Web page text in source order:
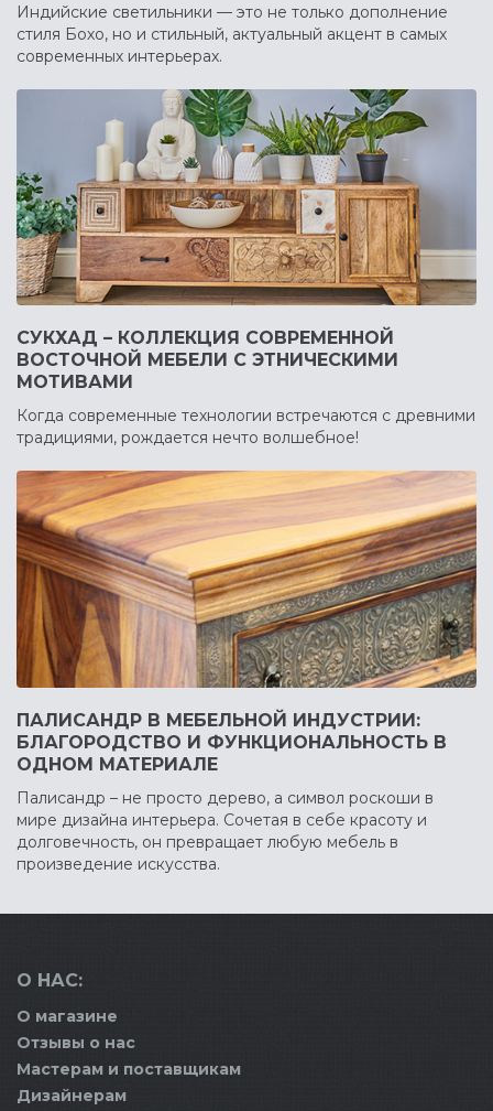
Индийские светильники — это не только дополнение
стиля Бохо, но и стильный, актуальный акцент в самых
современных интерьерах.
СУКХАД – КОЛЛЕКЦИЯ СОВРЕМЕННОЙ
ВОСТОЧНОЙ МЕБЕЛИ С ЭТНИЧЕСКИМИ
МОТИВАМИ
Когда современные технологии встречаются с древними
традициями, рождается нечто волшебное!
ПАЛИСАНДР В МЕБЕЛЬНОЙ ИНДУСТРИИ:
БЛАГОРОДСТВО И ФУНКЦИОНАЛЬНОСТЬ В
ОДНОМ МАТЕРИАЛЕ
Палисандр – не просто дерево, а символ роскоши в
мире дизайна интерьера. Сочетая в себе красоту и
долговечность, он превращает любую мебель в
произведение искусства.
О НАС:
О магазине
Отзывы о нас
Мастерам и поставщикам
Дизайнерам